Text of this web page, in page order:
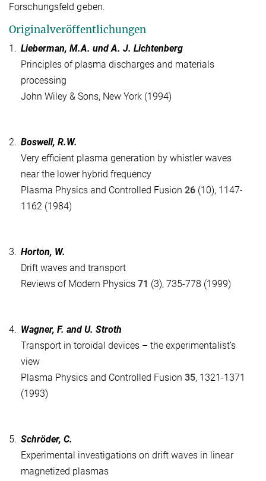
Forschungsfeld geben.
Originalveröffentlichungen
1. Lieberman, M.A. und A. J. Lichtenberg
Principles of plasma discharges and materials
processing
John Wiley & Sons, New York (1994)
2. Boswell, R.W.
Very efficient plasma generation by whistler waves
near the lower hybrid frequency
Plasma Physics and Controlled Fusion 26 (10), 1147-
1162 (1984)
3. Horton, W.
Drift waves and transport
Reviews of Modern Physics 71 (3), 735-778 (1999)
4. Wagner, F. and U. Stroth
Transport in toroidal devices – the experimentalist’s
view
Plasma Physics and Controlled Fusion 35, 1321-1371
(1993)
5. Schröder, C.
Experimental investigations on drift waves in linear
magnetized plasmas